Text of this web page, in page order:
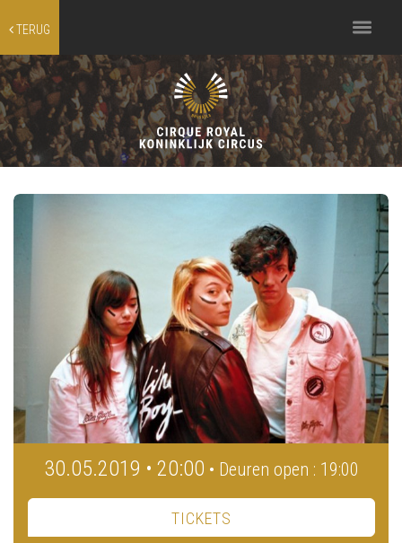
TERUG
Toggle
navigation
30.05.2019 • 20:00 • Deuren open : 19:00
TICKETS